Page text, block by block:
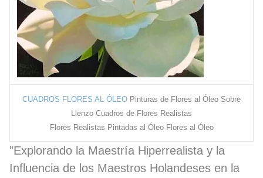
CUADROS FLORES AL ÓLEO Pinturas de Flores al Óleo Sobre
Lienzo Cuadros de Flores Realistas
Flores Realistas Pintadas al Óleo Flores al Óleo
"Explorando la Maestría Hiperrealista y la
Influencia de los Maestros Holandeses en la